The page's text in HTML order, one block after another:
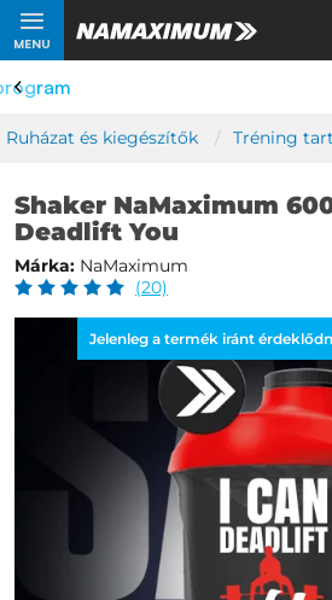
MENU
Ruházat és kiegészítők Tréning
Shaker NaMaximum
Deadlift You
Márka: NaMaximum
(20)
Jelenleg a termék iránt